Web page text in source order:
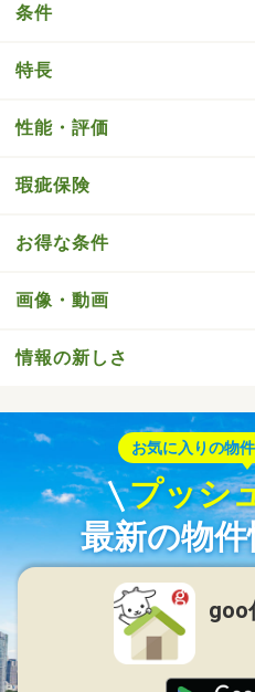
条件
特長
性能・評価
瑕疵保険
お得な条件
画像・動画
情報の新しさ
お気に入りの物
プッシ
最新の物
goo